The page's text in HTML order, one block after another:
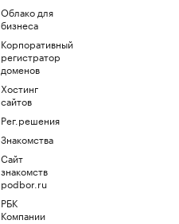
Облако для
бизнеса
Корпоративный
регистратор
доменов
Хостинг
сайтов
Рег.решения
Знакомства
Сайт
знакомств
podbor.ru
РБК
Компании